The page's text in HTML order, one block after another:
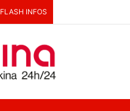
FLASH INFOS